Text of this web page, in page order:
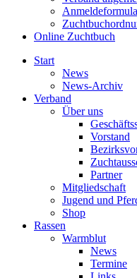
Online Zuchtbuch
Start
News
News-Archiv
Verband
Über uns
Vorstand
Partner
Mitgliedschaft
Jugend und
Shop
Rassen
Warmblut
News
Termine